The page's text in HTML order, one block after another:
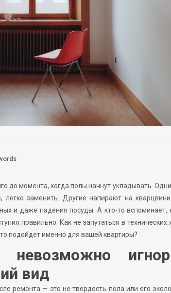
до момента, когда полы начнут укладывать.
заменить. Другие напирают на
и даже падения посуды. А кто-то
правильно. Как не запутаться в технических
подойдет именно для вашей квартиры?
вид
ремонта — это не твёрдость пола или его